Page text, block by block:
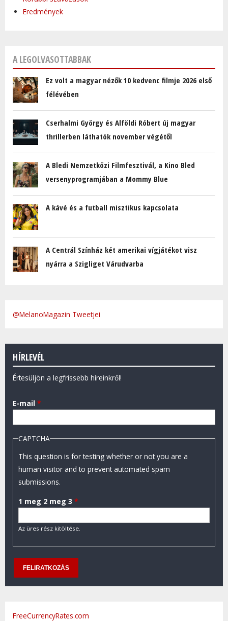
Eredmények
A LEGOLVASOTTABBAK
Ez volt a magyar nézők 10 kedvenc filmje 2026 első
félévében
Cserhalmi György és Alföldi Róbert új magyar
thrillerben láthatók november végétől
A Bledi Nemzetközi Filmfesztivál, a Kino Bled
versenyprogramjában a Mommy Blue
A kávé és a futball misztikus kapcsolata
A Centrál Színház két amerikai vígjátékot visz
nyárra a Szigliget Várudvarba
@MelanoMagazin Tweetjei
HÍRLEVÉL
Értesüljön a legfrissebb híreinkről!
E-mail *
CAPTCHA
This question is for testing whether or not you are a
human visitor and to prevent automated spam
submissions.
1 meg 2 meg 3 *
Az üres rész kitöltése.
FreeCurrencyRates.com